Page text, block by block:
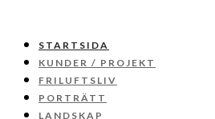
STARTSIDA
KUNDER / PROJEKT
FRILUFTSLIV
PORTRÄTT
LANDSKAP